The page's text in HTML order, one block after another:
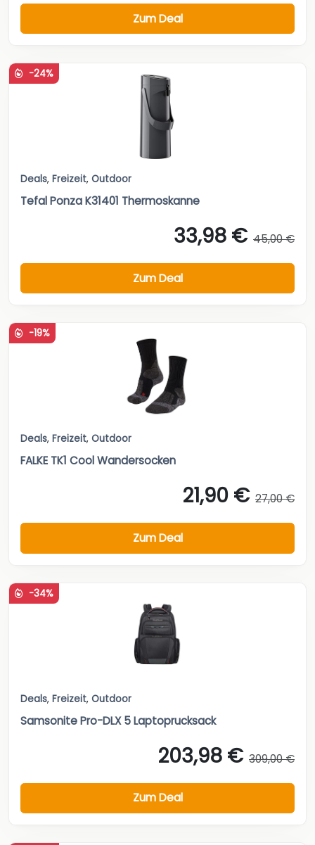
Zum Deal
-24%
Deals, Freizeit, Outdoor
Tefal Ponza K31401 Thermoskanne
33,98 € 45,00 €
Zum Deal
-19%
Deals, Freizeit, Outdoor
FALKE TK1 Cool Wandersocken
21,90 € 27,00 €
Zum Deal
-34%
Deals, Freizeit, Outdoor
Samsonite Pro-DLX 5 Laptoprucksack
203,98 € 309,00 €
Zum Deal